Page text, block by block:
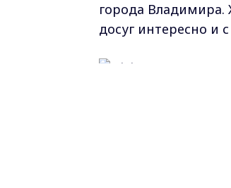
города Владимира.
досуг интересно и